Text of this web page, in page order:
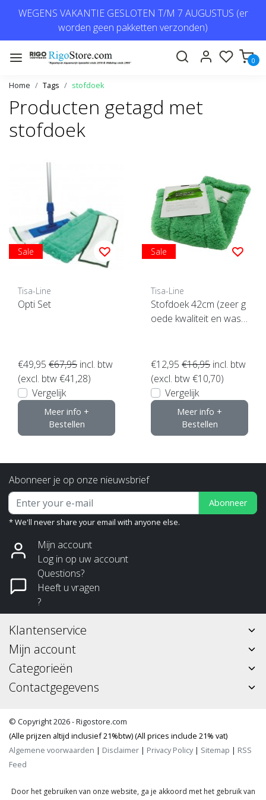
WEGENS VAKANTIE GESLOTEN T/M 7 AUGUSTUS (er
worden geen pakketten verzonden)
0
Home Tags stofdoek
Producten getagd met
stofdoek
Sale
Tisa-Line
Opti Set
€49,95 €67,95 incl. btw
(excl. btw €41,28)
Vergelijk
Meer info +
Bestellen
Sale
Tisa-Line
Stofdoek 42cm (zeer g
oede kwaliteit en wasb
€12,95 €16,95 incl. btw
(excl. btw €10,70)
Vergelijk
Meer info +
Bestellen
Abonneer je op onze nieuwsbrief
Abonneer
* We'll never share your email with anyone else.
Mijn account
Log in op uw account
Questions?
Heeft u vragen
?
Klantenservice
Mijn account
Categorieën
Contactgegevens
© Copyright 2026 - Rigostore.com
(Alle prijzen altijd inclusief 21%btw) (All prices include 21% vat)
Algemene voorwaarden | Disclaimer | Privacy Policy| Sitemap | RSS
Feed
Door het gebruiken van onze website, ga je akkoord met het gebruik van